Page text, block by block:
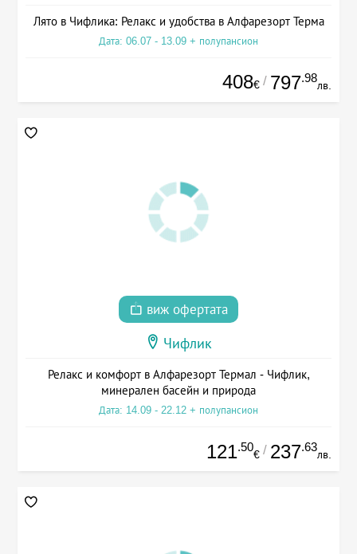
Лято в Чифлика: Релакс и удобства в Алфарезорт Терма
Дата: 06.07 - 13.09 + полупансион
408€ / 797.98
лв.
виж офертата
Чифлик
Релакс и комфорт в Алфарезорт Термал - Чифлик,
минерален басейн и природа
Дата: 14.09 - 22.12 + полупансион
121.50
€ / 237.63
лв.